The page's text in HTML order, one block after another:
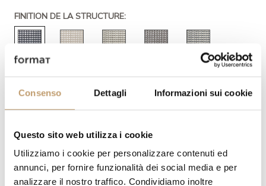
Consenso Dettagli Informazioni sui cookie
Questo sito web utilizza i cookie
Utilizziamo i cookie per personalizzare contenuti ed
annunci, per fornire funzionalità dei social media e per
analizzare il nostro traffico. Condividiamo inoltre
FINITION DE LA STRUCTURE: